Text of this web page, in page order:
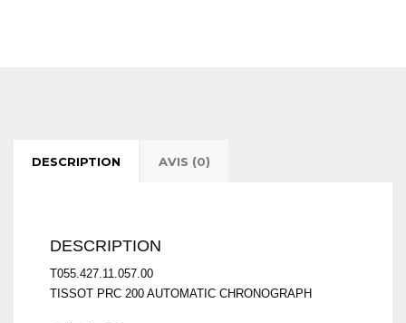
DESCRIPTION AVIS (0)
DESCRIPTION
T055.427.11.057.00
TISSOT PRC 200 AUTOMATIC CHRONOGRAPH